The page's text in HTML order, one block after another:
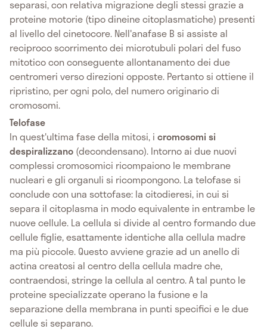
separasi, con relativa migrazione degli stessi grazie a
proteine motorie (tipo dineine citoplasmatiche) presenti
al livello del cinetocore. Nell'anafase B si assiste al
reciproco scorrimento dei microtubuli polari del fuso
mitotico con conseguente allontanamento dei due
centromeri verso direzioni opposte. Pertanto si ottiene il
ripristino, per ogni polo, del numero originario di
cromosomi.
Telofase
In quest'ultima fase della mitosi, i cromosomi si
despiralizzano (decondensano). Intorno ai due nuovi
complessi cromosomici ricompaiono le membrane
nucleari e gli organuli si ricompongono. La telofase si
conclude con una sottofase: la citodieresi, in cui si
separa il citoplasma in modo equivalente in entrambe le
nuove cellule. La cellula si divide al centro formando due
cellule figlie, esattamente identiche alla cellula madre
ma più piccole. Questo avviene grazie ad un anello di
actina creatosi al centro della cellula madre che,
contraendosi, stringe la cellula al centro. A tal punto le
proteine specializzate operano la fusione e la
separazione della membrana in punti specifici e le due
cellule si separano.